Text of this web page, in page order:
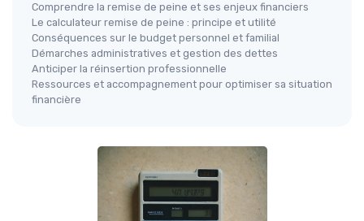
Comprendre la remise de peine et ses enjeux financiers
Le calculateur remise de peine : principe et utilité
Conséquences sur le budget personnel et familial
Démarches administratives et gestion des dettes
Anticiper la réinsertion professionnelle
Ressources et accompagnement pour optimiser sa situation
financière